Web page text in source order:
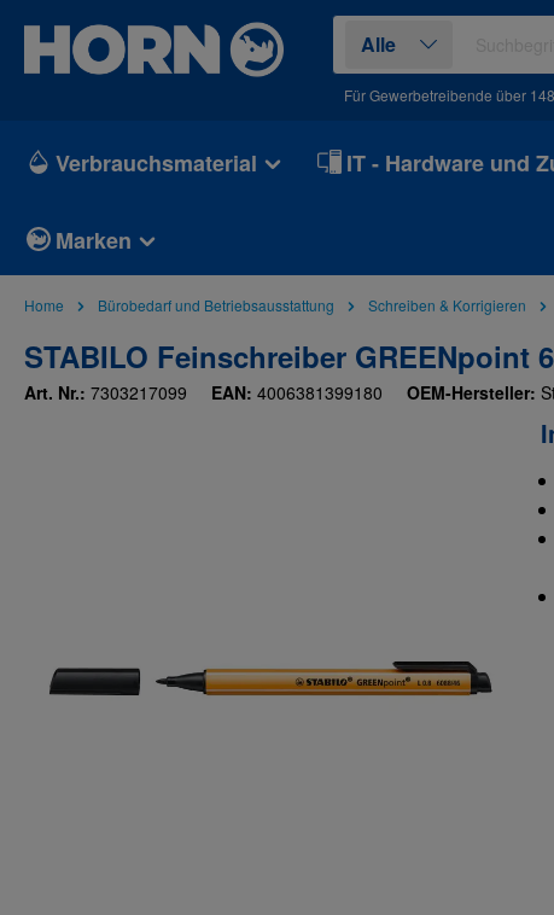
Zur Hauptnavigation springen
Alle
Für Gewerbetreibende über
Verbrauchsmaterial IT - Hardware und
Marken
Home Bürobedarf und Betriebsausstattung Schreiben & Korrigieren
STABILO Feinschreiber GREENpoint
Art. Nr.: 7303217099 EAN: 4006381399180 OEM-Hersteller: